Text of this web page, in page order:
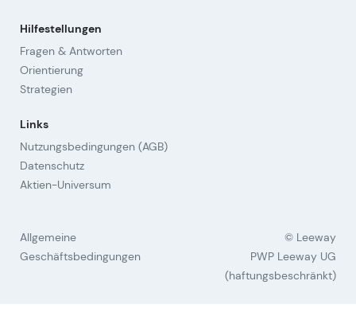
Hilfestellungen
Fragen & Antworten
Orientierung
Strategien
Links
Nutzungsbedingungen (AGB)
Datenschutz
Aktien-Universum
Allgemeine
Geschäftsbedingungen
© Leeway
PWP Leeway UG
(haftungsbeschränkt)